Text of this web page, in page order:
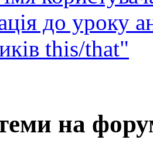
до уроку
this/that"
на